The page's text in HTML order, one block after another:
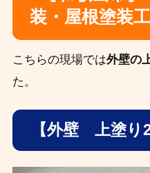
装・屋根塗装
こちらの現場では外壁の
た。
【外壁 上塗り2